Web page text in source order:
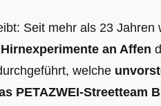
Seit mehr als 23 Jahren
an Affen
welche
PETAZWEI-Streetteam